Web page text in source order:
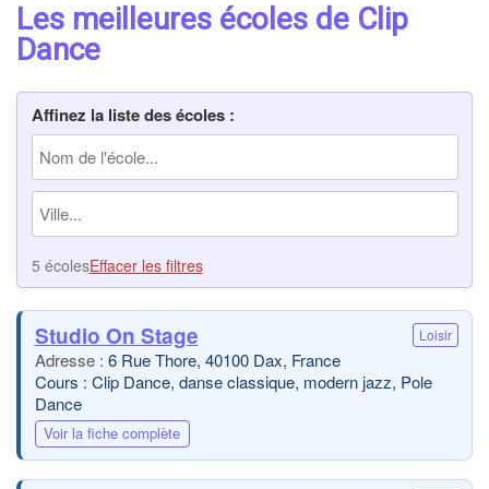
Les meilleures écoles de Clip
Dance
Affinez la liste des écoles :
5 écolesEffacer les filtres
Studio On Stage Loisir
6 Rue Thore, 40100 Dax, France
Cours : Clip Dance, danse classique, modern jazz, Pole
Dance
Voir la fiche complète